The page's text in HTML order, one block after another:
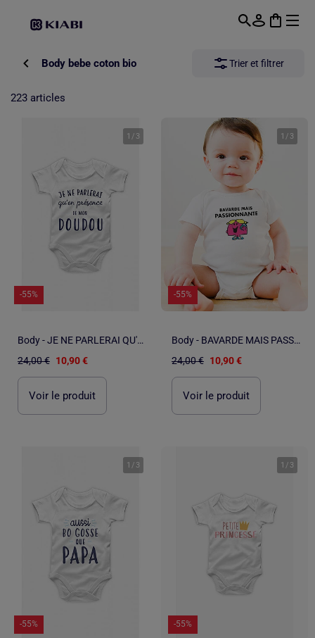
Body bebe coton bio Trier et filtrer
223 articles
1 / 3
-55%
Body - JE NE PARLERAI QU'EN PRESENCE
24,00 € 10,90 €
Voir le produit
1 / 3
-55%
Body - BAVARDE MAIS PASSIONNANTE
24,00 € 10,90 €
Voir le produit
1 / 3
-55%
1 / 3
-55%